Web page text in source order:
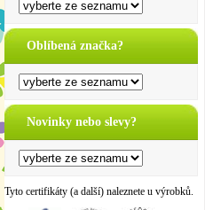
Oblíbená značka?
Novinky nebo slevy?
Tyto certifikáty (a další) naleznete u výrobků.